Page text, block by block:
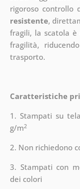
rigoroso
resistente,
fragili, la scatola è
fragilità,
trasporto.
Caratteristiche
1. Stampati su
g/m2
2. Non richiedono
3. Stampati con
dei colori